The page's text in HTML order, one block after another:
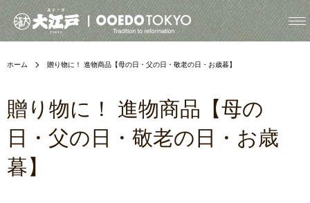
ホーム 贈り物に！ 進物商品【母の日・父の日・敬老の日・お歳暮】
贈り物に！ 進物商品【母の
日・父の日・敬老の日・お歳
暮】